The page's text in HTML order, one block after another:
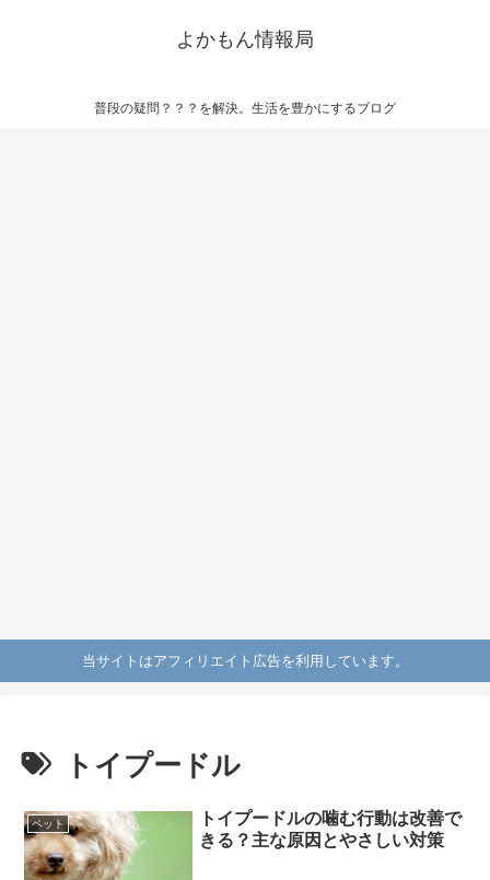
よかもん情報局
普段の疑問？？？を解決。生活を豊かにするブログ
当サイトはアフィリエイト広告を利用しています。
トイプードル
ペット
トイプードルの噛む行動は改善で
きる？主な原因とやさしい対策